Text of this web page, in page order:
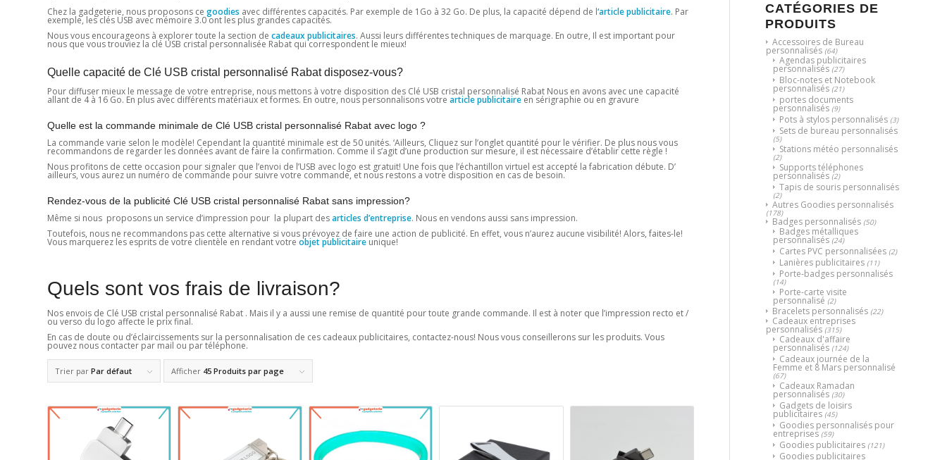
Chez la gadgeterie, nous proposons ce goodies avec différentes capacités. Par exemple de 1Go à 32 ​​Go. De plus, la capacité dépend de l‘article publicitaire. Par
exemple, les clés USB avec mémoire 3.0 ont les plus grandes capacités.
Nous vous encourageons à explorer toute la section de cadeaux publicitaires. Aussi leurs différentes techniques de marquage. En outre, Il est important pour
nous que vous trouviez la clé USB cristal personnalisée Rabat qui correspondent le mieux!
Quelle capacité de Clé USB cristal personnalisé Rabat disposez-vous?
Pour diffuser mieux le message de votre entreprise, nous mettons à votre disposition des Clé USB cristal personnalisé Rabat Nous en avons avec une capacité
allant de 4 à 16 Go. En plus avec différents matériaux et formes. En outre, nous personnalisons votre article publicitaire en sérigraphie ou en gravure
Quelle est la commande minimale de Clé USB cristal personnalisé Rabat avec logo ?
La commande varie selon le modèle! Cependant la quantité minimale est de 50 unités. ‘Ailleurs, Cliquez sur l’onglet quantité pour le vérifier. De plus nous vous
recommandons de regarder les données avant de faire la confirmation. Comme il s’agit d’une production sur mesure, il est nécessaire d’établir cette règle !
Nous profitons de cette occasion pour signaler que l’envoi de l’USB avec logo est gratuit! Une fois que l’échantillon virtuel est accepté la fabrication débute. D’
ailleurs, vous aurez un numéro de commande pour suivre votre commande, et nous restons a votre disposition en cas de besoin.
Rendez-vous de la publicité Clé USB cristal personnalisé Rabat sans impression?
Même si nous proposons un service d’impression pour la plupart desarticles d’entreprise. Nous en vendons aussi sans impression.
Toutefois, nous ne recommandons pas cette alternative si vous prévoyez de faire une action de publicité. En effet, vous n’aurez aucune visibilité! Alors, faites-le!
Vous marquerez les esprits de votre clientèle en rendant votre objet publicitaire unique!
Quels sont vos frais de livraison?
Nos envois de Clé USB cristal personnalisé Rabat . Mais il y a aussi une remise de quantité pour toute grande commande. Il est à noter que l’impression recto et /
ou verso du logo affecte le prix final.
En cas de doute ou d’éclaircissements sur la personnalisation de ces cadeaux publicitaires, contactez-nous! Nous vous conseillerons sur les produits. Vous
pouvez nous contacter par mail ou par téléphone.
Trier par Par défaut Afficher 45 Produits par page
CATÉGORIES DE
PRODUITS
Accessoires de Bureau
personnalisés (64)
Agendas publicitaires
personnalisés (27)
Bloc-notes et Notebook
personnalisés (21)
portes documents
personnalisés (9)
Pots à stylos personnalisés (3)
Sets de bureau personnalisés
(5)
Stations météo personnalisés
(2)
Supports téléphones
personnalisés (2)
Tapis de souris personnalisés
(2)
Autres Goodies personnalisés
(178)
Badges personnalisés (50)
Badges métalliques
personnalisés (24)
Cartes PVC personnalisées (2)
Lanières publicitaires (11)
Porte-badges personnalisés
(14)
Porte-carte visite
personnalisé (2)
Bracelets personnalisés (22)
Cadeaux entreprises
personnalisés (315)
Cadeaux d'affaire
personnalisés (124)
Cadeaux journée de la
Femme et 8 Mars personnalisé
(67)
Cadeaux Ramadan
personnalisés (30)
Gadgets de loisirs
publicitaires (45)
Goodies personnalisés pour
entreprises (59)
Goodies publicitaires (121)
Goodies publicitaires